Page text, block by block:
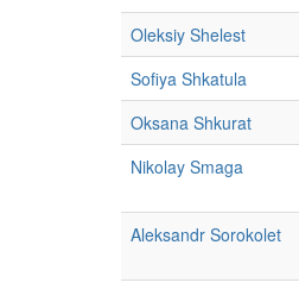
Oleksiy Shelest
Sofiya Shkatula
Oksana Shkurat
Nikolay Smaga
Aleksandr Sorokolet